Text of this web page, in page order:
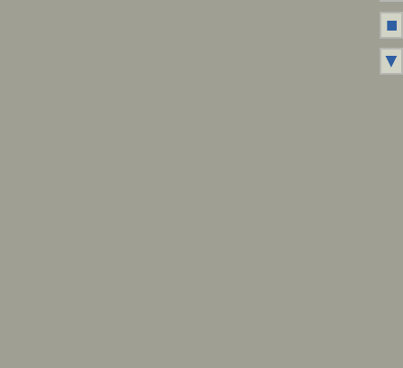
■
▼